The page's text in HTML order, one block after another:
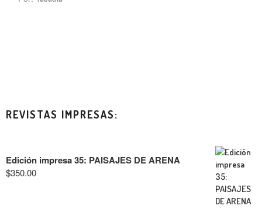
REVISTAS IMPRESAS:
Edición impresa 35: PAISAJES DE ARENA
$350.00